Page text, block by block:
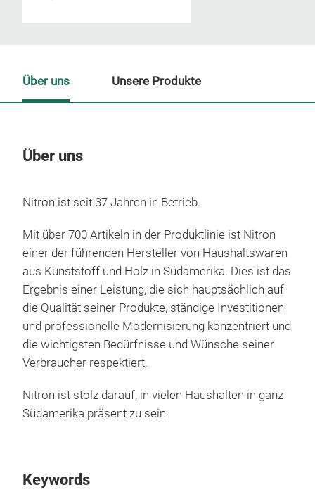
Über uns
Nitron ist seit 37 Jahren in Betrieb.
Mit über 700 Artikeln in der Produktlinie ist Nitron
einer der führenden Hersteller von Haushaltswaren
aus Kunststoff und Holz in Südamerika. Dies ist das
Ergebnis einer Leistung, die sich hauptsächlich auf
die Qualität seiner Produkte, ständige Investitionen
und professionelle Modernisierung konzentriert und
die wichtigsten Bedürfnisse und Wünsche seiner
Verbraucher respektiert.
Nitron ist stolz darauf, in vielen Haushalten in ganz
Südamerika präsent zu sein
Keywords
Über uns Unsere Produkte